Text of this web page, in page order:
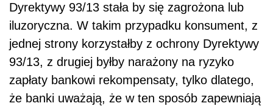
Dyrektywy 93/13 stała by się zagrożona lub
iluzoryczna. W takim przypadku konsument, z
jednej strony korzystałby z ochrony Dyrektywy
93/13, z drugiej byłby narażony na ryzyko
zapłaty bankowi rekompensaty, tylko dlatego,
że banki uważają, że w ten sposób zapewniają